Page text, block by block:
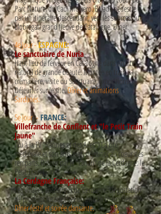
Parc Naturel du Cadi Moixero. Balade pédestre
par un itinéraire descendant, vers les sources du
Llobregat, grand fleuve de Catalogne. Dîner.
4e Jour -ESPAGNE:
Le sanctuaire de Nuria
Haut lieu de ferveur en Catalogne dans un site
naturel de grande beauté. Montée en train-à-
crémaillère, visite du Sanctuaire, expositions.
Déjeuner sur le site.Dîner et animations
Sardanes.
5e Jour -FRANCE:
Villefranche de Conflent et "le Petit Train
Jaune"
(Vu à la TV "Racines et des Ailes") La cité
médiévale et son artisanat, déjeuner au coeur des
remparts. Retour par le "canari" de la Cerdagne: le
Petit Train Jaune!
La Cerdagne Française:​
Les villages ancestraux de Cerdagne. Dégustation
de produits locaux chez un artisan charcutier.
Dîner festif et soirée dansante.